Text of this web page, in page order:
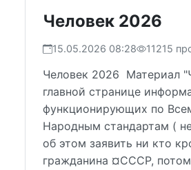
Человек 2026
15.05.2026 08:28 11215
Человек 2026 Материал
главной странице
функционирующих по
Народным стандартам (
об этом заявить ни кто
гражданина ¤СССР,